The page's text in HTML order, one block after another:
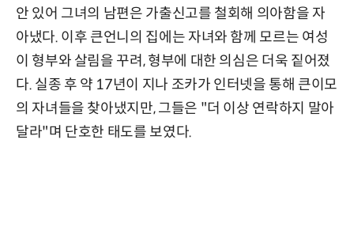
안 있어 그녀의 남편은 가출신고를 철회해 의아함을 자
아냈다. 이후 큰언니의 집에는 자녀와 함께 모르는 여성
이 형부와 살림을 꾸려, 형부에 대한 의심은 더욱 짙어졌
다. 실종 후 약 17년이 지나 조카가 인터넷을 통해 큰이모
의 자녀들을 찾아냈지만, 그들은 "더 이상 연락하지 말아
달라"며 단호한 태도를 보였다.